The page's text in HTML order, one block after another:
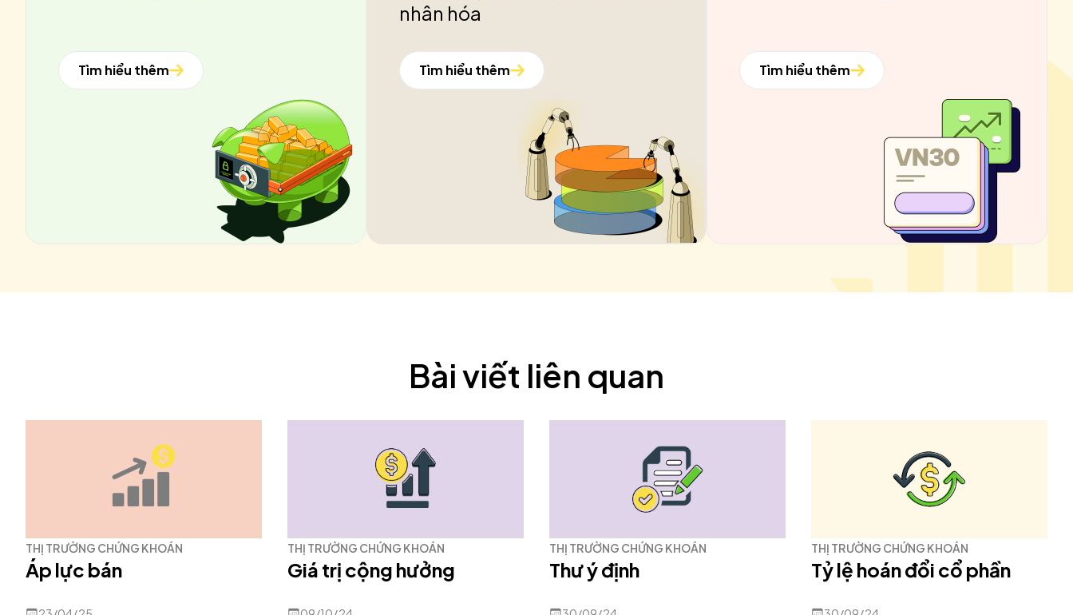
Tìm hiểu thêm
nhân hóa
Tìm hiểu thêm Tìm hiểu thêm
Bài viết liên quan
THỊ TRƯỜNG CHỨNG KHOÁN
Áp lực bán
THỊ TRƯỜNG CHỨNG KHOÁN
Giá trị cộng hưởng
THỊ TRƯỜNG CHỨNG KHOÁN
Thư ý định
THỊ TRƯỜNG CHỨNG KHOÁN
Tỷ lệ hoán đổi cổ phần